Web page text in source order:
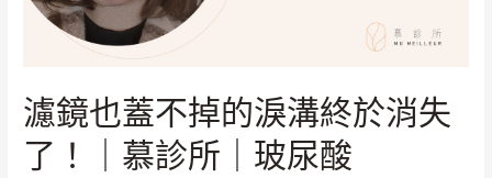
濾鏡也蓋不掉的淚溝終於消失
了！｜慕診所｜玻尿酸